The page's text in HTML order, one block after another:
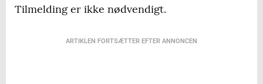
12.45: 3. etape af PostNord Danmark Rundt
Tilmelding er ikke nødvendigt.
ARTIKLEN FORTSÆTTER EFTER ANNONCEN